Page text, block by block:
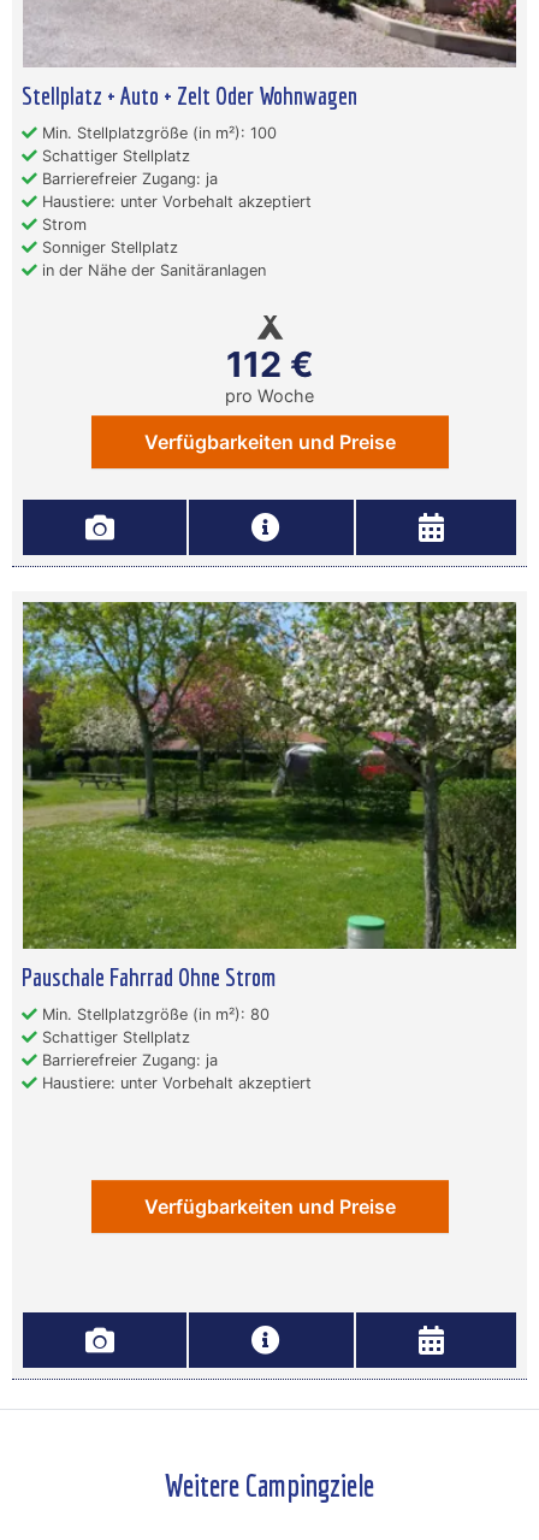
Stellplatz + Auto + Zelt Oder Wohnwagen
Min. Stellplatzgröße (in m²): 100
Schattiger Stellplatz
Barrierefreier Zugang: ja
Haustiere: unter Vorbehalt akzeptiert
Strom
Sonniger Stellplatz
in der Nähe der Sanitäranlagen
112 €
pro Woche
Verfügbarkeiten und Preise
Pauschale Fahrrad Ohne Strom
Min. Stellplatzgröße (in m²): 80
Schattiger Stellplatz
Barrierefreier Zugang: ja
Haustiere: unter Vorbehalt akzeptiert
Verfügbarkeiten und Preise
Weitere Campingziele